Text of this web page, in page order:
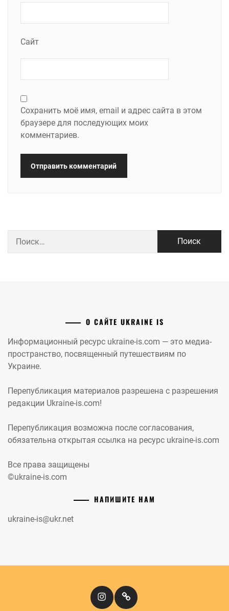
Сайт
Сохранить моё имя, email и адрес сайта в этом
браузере для последующих моих
комментариев.
О САЙТЕ UKRAINE IS
Информационный ресурс ukraine-is.com — это медиа-
пространство, посвященный путешествиям по
Украине.
Перепубликация материалов разрешена с разрешения
редакции Ukraine-is.com!
Перепубликация возможна после согласования,
обязательна открытая ссылка на ресурс ukraine-is.com
Все права защищены
©ukraine-is.com
НАПИШИТЕ НАМ
ukraine-is@ukr.net
InstagramКіномандри